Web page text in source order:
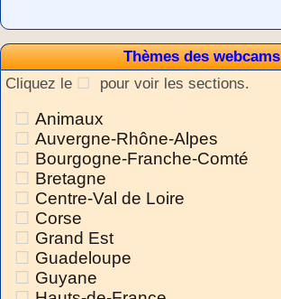
Thèmes des webcams
Cliquez le
pour voir les sections.
Animaux
Auvergne-Rhône-Alpes
Bourgogne-Franche-Comté
Bretagne
Centre-Val de Loire
Corse
Grand Est
Guadeloupe
Guyane